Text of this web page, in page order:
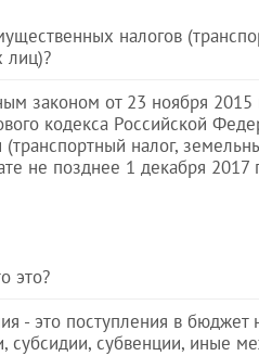
налогов
лиц)?
законом от 23 ноября
кодекса Российской
налог,
не позднее 1 декабря 2017
это?
- это поступления в бюджет
субсидии, субвенции, иные